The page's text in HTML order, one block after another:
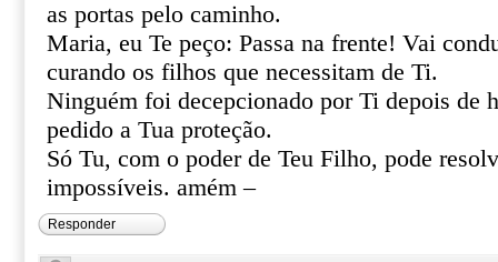
as portas pelo caminho.
Maria, eu Te peço: Passa na frente! Vai
curando os filhos que necessitam de Ti.
Ninguém foi decepcionado por Ti depois de
pedido a Tua proteção.
Só Tu, com o poder de Teu Filho, pode
impossíveis. amém –
Responder